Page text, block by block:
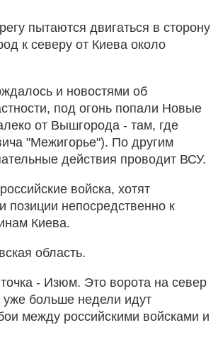
пытаются двигаться в сторону
к северу от Киева около
и новостями об
под огонь попали Новые
от Вышгорода - там, где
"Межигорье"). По другим
действия проводит ВСУ.
войска, хотят
позиции непосредственно к
Киева.
область.
- Изюм. Это ворота на север
уже больше недели идут
между российскими войсками и